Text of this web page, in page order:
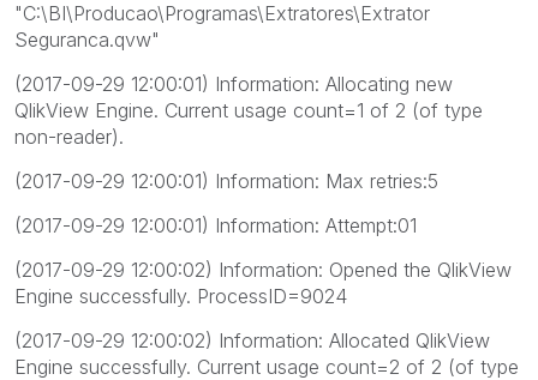
"C:\BI\Producao\Programas\Extratores\Extrator
Seguranca.qvw"
(2017-09-29 12:00:01) Information: Allocating new
QlikView Engine. Current usage count=1 of 2 (of type
non-reader).
(2017-09-29 12:00:01) Information: Max retries:5
(2017-09-29 12:00:01) Information: Attempt:01
(2017-09-29 12:00:02) Information: Opened the QlikView
Engine successfully. ProcessID=9024
(2017-09-29 12:00:02) Information: Allocated QlikView
Engine successfully. Current usage count=2 of 2 (of type